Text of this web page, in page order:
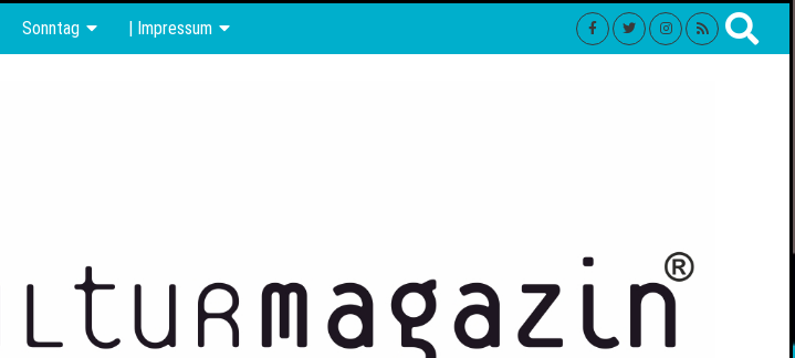
Sonntag | Impressum